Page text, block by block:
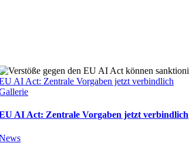
AI Act: Zentrale Vorgaben jetzt verbindlich
AI Act: Zentrale Vorgaben jetzt verbindlich